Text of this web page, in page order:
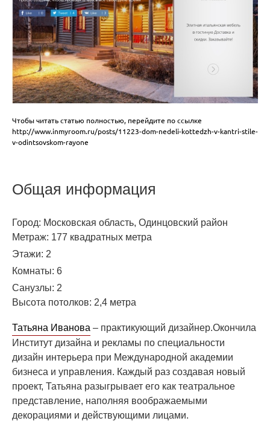
Чтобы читать статью полностью, перейдите по ссылке
http://www.inmyroom.ru/posts/11223-dom-nedeli-kottedzh-v-kantri-stile-
v-odintsovskom-rayone
Общая информация
Город: Московская область, Одинцовский район
Метраж: 177 квадратных метра
Этажи: 2
Комнаты: 6
Санузлы: 2
Высота потолков: 2,4 метра
Татьяна Иванова – практикующий дизайнер.Окончила
Институт дизайна и рекламы по специальности
дизайн интерьера при Международной академии
бизнеса и управления. Каждый раз создавая новый
проект, Татьяна разыгрывает его как театральное
представление, наполняя воображаемыми
декорациями и действующими лицами.